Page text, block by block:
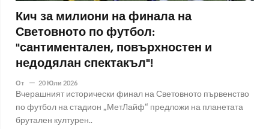
Кич за милиони на финала на
Световното по футбол:
"сантиментален, повърхностен и
недодялан спектакъл"!
От 20 Юли 2026
Вчерашният исторически финал на Световното първенство
по футбол на стадион „МетЛайф“ предложи на планетата
брутален културен..